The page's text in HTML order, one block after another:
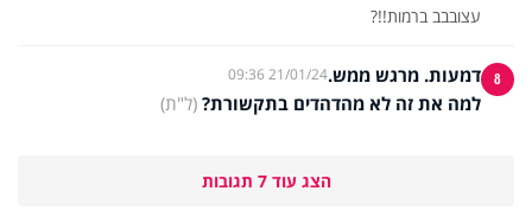
עצובבב ברמות!!?
8 דמעות. מרגש ממש.21/01/24 09:36
למה את זה לא מהדהדים בתקשורת? (ל"ת)
הצג עוד 7 תגובות